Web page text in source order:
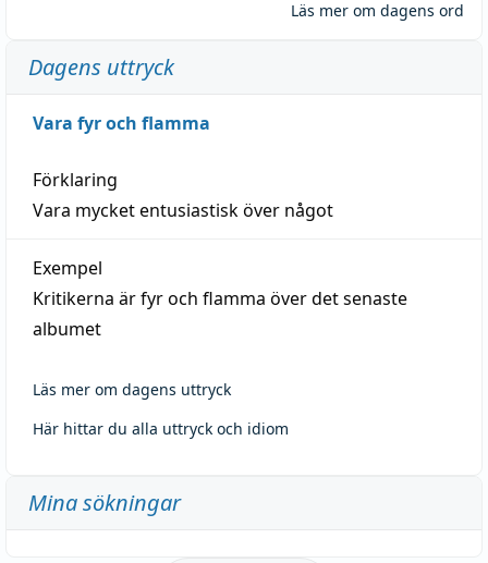
Läs mer om dagens ord
Dagens uttryck
Vara fyr och flamma
Förklaring
Vara mycket entusiastisk över något
Exempel
Kritikerna är fyr och flamma över det senaste
albumet
Läs mer om dagens uttryck
Här hittar du alla uttryck och idiom
Mina sökningar